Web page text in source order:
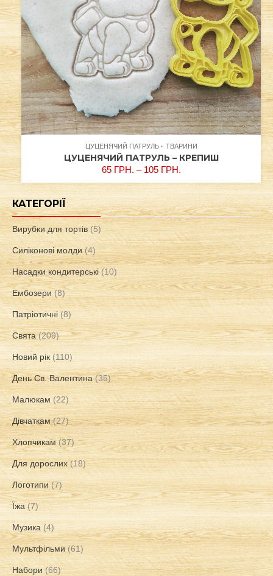
ЦУЦЕНЯЧИЙ ПАТРУЛЬ ТВАРИНИ
ЦУЦЕНЯЧИЙ ПАТРУЛЬ – КРЕПИШ
65 ГРН. – 105 ГРН.
КАТЕГОРІЇ
Вирубки для тортів (5)
Силіконові молди (4)
Насадки кондитерські (10)
Ембозери (8)
Патріотичні (8)
Свята (209)
Новий рік (110)
День Св. Валентина (35)
Малюкам (22)
Дівчаткам (27)
Хлопчикам (37)
Для дорослих (18)
Логотипи (7)
Їжа (7)
Музика (4)
Мультфільми (61)
Набори (66)